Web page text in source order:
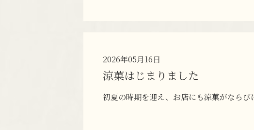
2026年05月16日
涼菓はじまりました
初夏の時期を迎え、お店にも涼菓がならび